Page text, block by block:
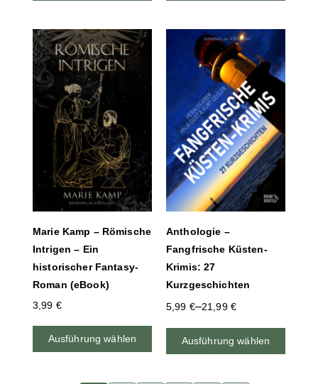
Marie Kamp – Römische
Intrigen – Ein
historischer Fantasy-
Roman (eBook)
3,99 €
Ausführung wählen
Anthologie –
Fangfrische Küsten-
Krimis: 27
Kurzgeschichten
5,99 €–21,99 €
Ausführung wählen